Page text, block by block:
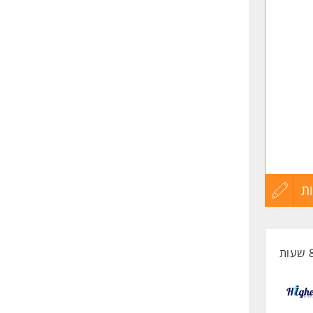
העסקי
עדכון